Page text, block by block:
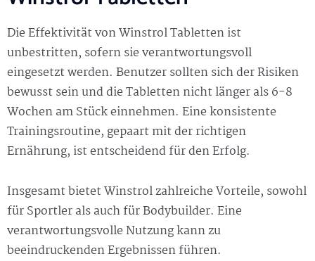
Die Effektivität von Winstrol Tabletten ist
unbestritten, sofern sie verantwortungsvoll
eingesetzt werden. Benutzer sollten sich der Risiken
bewusst sein und die Tabletten nicht länger als 6-8
Wochen am Stück einnehmen. Eine konsistente
Trainingsroutine, gepaart mit der richtigen
Ernährung, ist entscheidend für den Erfolg.
Insgesamt bietet Winstrol zahlreiche Vorteile, sowohl
für Sportler als auch für Bodybuilder. Eine
verantwortungsvolle Nutzung kann zu
beeindruckenden Ergebnissen führen.